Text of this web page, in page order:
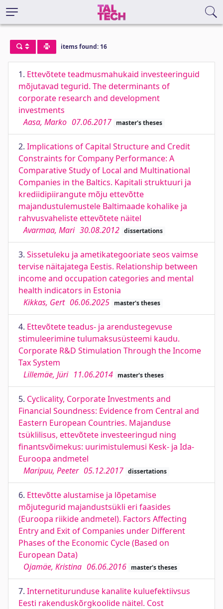
items found: 16
1. Ettevõtete teadmusmahukaid investeeringuid
mõjutavad tegurid. The determinants of
corporate research and development
investments
Aasa, Marko 07.06.2017 master's theses
2. Implications of Capital Structure and Credit
Constraints for Company Performance: A
Comparative Study of Local and Multinational
Companies in the Baltics. Kapitali struktuuri ja
krediidipiirangute mõju ettevõtte
majandustulemustele Baltimaade kohalike ja
rahvusvaheliste ettevõtete näitel
Avarmaa, Mari 30.08.2012 dissertations
3. Sissetuleku ja ametikategooriate seos vaimse
tervise näitajatega Eestis. Relationship between
income and occupation categories and mental
health indicators in Estonia
Kikkas, Gert 06.06.2025 master's theses
4. Ettevõtete teadus- ja arendustegevuse
stimuleerimine tulumaksusüsteemi kaudu.
Corporate R&D Stimulation Through the Income
Tax System
Lillemäe, Jüri 11.06.2014 master's theses
5. Cyclicality, Corporate Investments and
Financial Soundness: Evidence from Central and
Eastern European Countries. Majanduse
tsüklilisus, ettevõtete investeeringud ning
finantsvõimekus: uurimistulemusi Kesk- ja Ida-
Euroopa andmetel
Maripuu, Peeter 05.12.2017 dissertations
6. Ettevõtte alustamise ja lõpetamise
mõjutegurid majandustsükli eri faasides
(Euroopa riikide andmetel). Factors Affecting
Entry and Exit of Companies under Different
Phases of the Economic Cycle (Based on
European Data)
Ojamäe, Kristina 06.06.2016 master's theses
7. Internetiturunduse kanalite kuluefektiivsus
Eesti rakenduskõrgkoolide näitel. Cost